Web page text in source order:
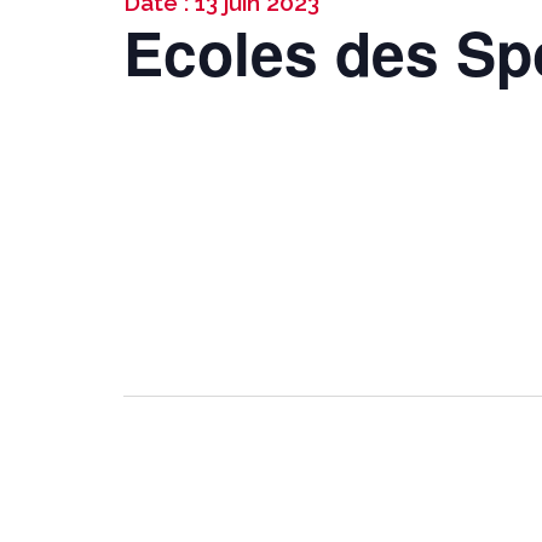
Ecoles des